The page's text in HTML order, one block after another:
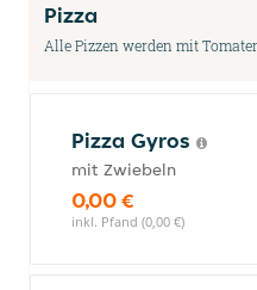
Pizza
Alle Pizzen werden mit
Pizza Gyros
mit Zwiebeln
0,00 €
inkl. Pfand (0,00 €)